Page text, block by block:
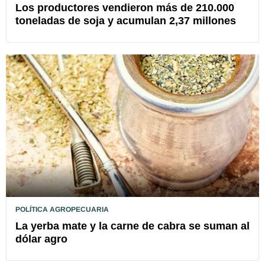
Los productores vendieron más de 210.000
toneladas de soja y acumulan 2,37 millones
POLÍTICA AGROPECUARIA
La yerba mate y la carne de cabra se suman al
dólar agro